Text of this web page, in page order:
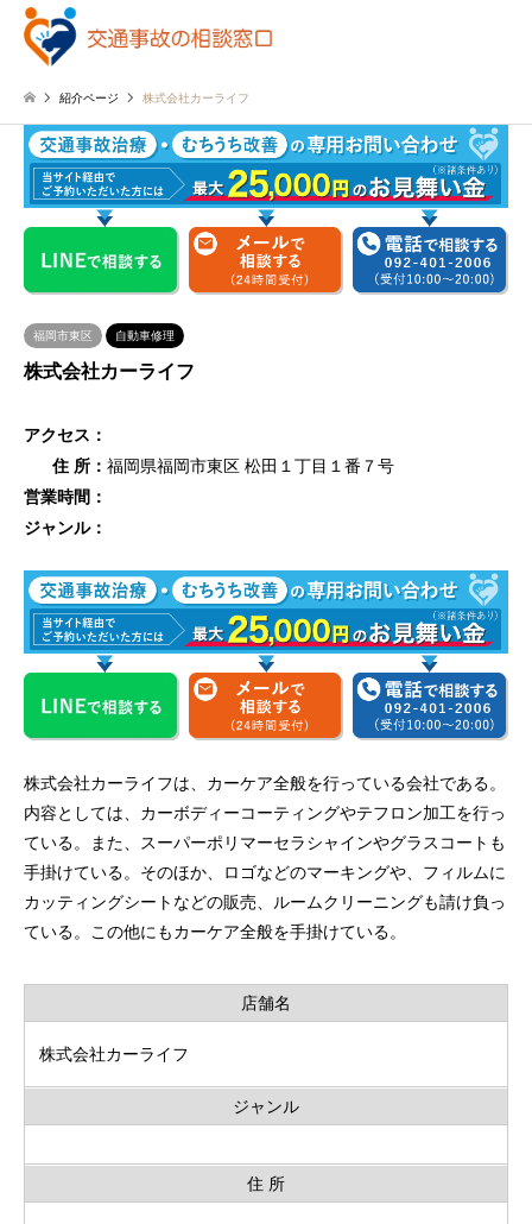
紹介ページ 株式会社カーライフ
福岡市東区 自動車修理
株式会社カーライフ
アクセス：
住 所： 福岡県福岡市東区 松田１丁目１番７号
営業時間：
ジャンル：
株式会社カーライフは、カーケア全般を行っている会社である。
内容としては、カーボディーコーティングやテフロン加工を行っ
ている。また、スーパーポリマーセラシャインやグラスコートも
手掛けている。そのほか、ロゴなどのマーキングや、フィルムに
カッティングシートなどの販売、ルームクリーニングも請け負っ
ている。この他にもカーケア全般を手掛けている。
店舗名
株式会社カーライフ
ジャンル
住 所